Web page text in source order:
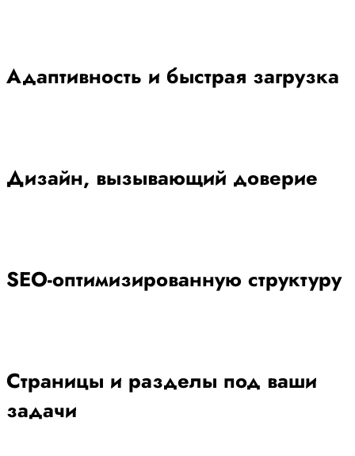
Адаптивность и быстрая загрузка
Дизайн, вызывающий доверие
SEO-оптимизированную структуру
Страницы и разделы под ваши
задачи